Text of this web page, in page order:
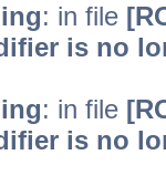
: in file
is no
: in file
is no